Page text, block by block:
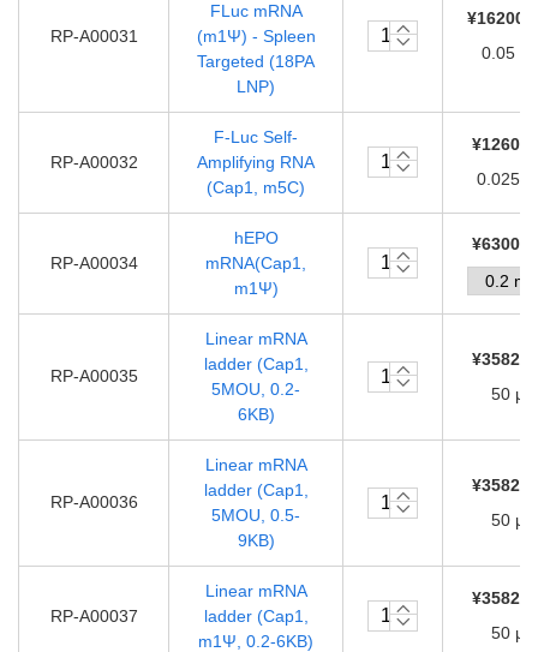
RP-A00031
FLuc mRNA
(m1Ψ) - Spleen
Targeted (18PA
LNP)
0.05
RP-A00032
F-Luc Self-
Amplifying RNA
(Cap1, m5C)
0.025
RP-A00034
hEPO
mRNA(Cap1,
m1Ψ)
RP-A00035
Linear mRNA
ladder (Cap1,
5MOU, 0.2-
6KB)
50 μL
RP-A00036
Linear mRNA
ladder (Cap1,
5MOU, 0.5-
9KB)
50 μL
RP-A00037
Linear mRNA
ladder (Cap1,
m1Ψ, 0.2-6KB)
50 μL